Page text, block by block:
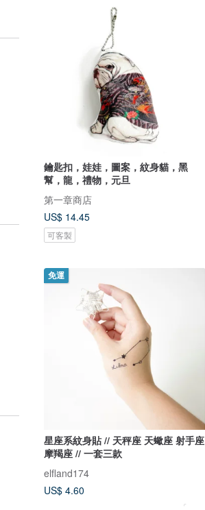
鑰匙扣，娃娃，圖案，紋身貓，黑
幫，龍，禮物，元旦
第一章商店
US$ 14.45
可客製
免運
星座系紋身貼 // 天秤座 天蠍座 射手座
摩羯座 // 一套三款
elfland174
US$ 4.60